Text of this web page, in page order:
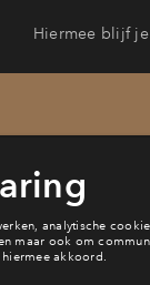
Hiermee blijf
Heb je
6